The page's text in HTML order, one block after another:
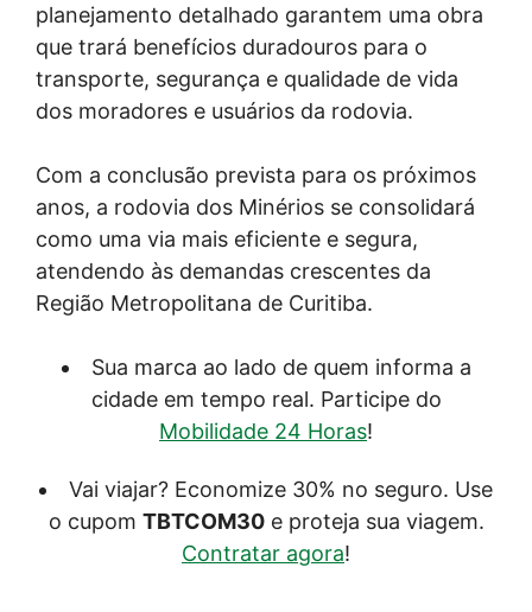
planejamento detalhado garantem uma obra
que trará benefícios duradouros para o
transporte, segurança e qualidade de vida
dos moradores e usuários da rodovia.
Com a conclusão prevista para os próximos
anos, a rodovia dos Minérios se consolidará
como uma via mais eficiente e segura,
atendendo às demandas crescentes da
Região Metropolitana de Curitiba.
Sua marca ao lado de quem informa a
cidade em tempo real. Participe do
Mobilidade 24 Horas!
Vai viajar? Economize 30% no seguro. Use
o cupom TBTCOM30e proteja sua viagem.
Contratar agora!